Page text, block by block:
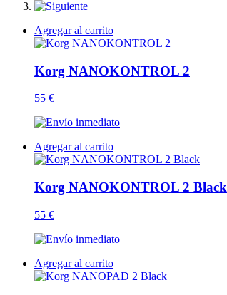
Agregar al carrito
Korg NANOKONTROL 2
55 €
Agregar al carrito
Korg NANOKONTROL 2 Black
55 €
Agregar al carrito